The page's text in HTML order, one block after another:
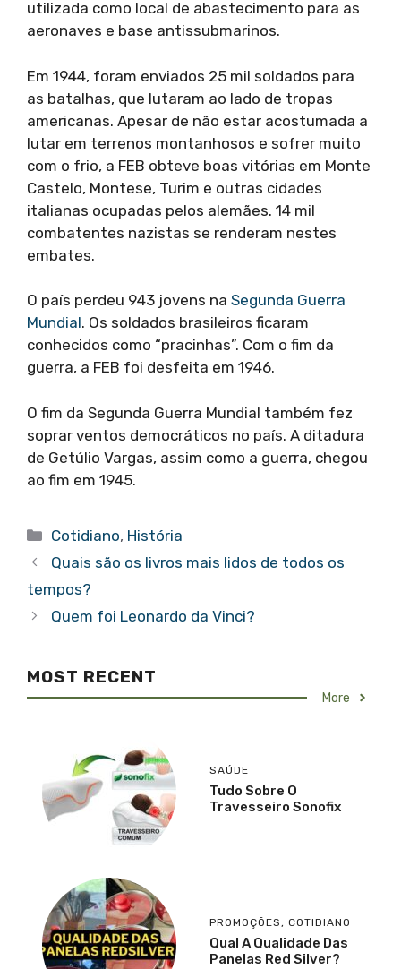
utilizada como local de abastecimento para as
aeronaves e base antissubmarinos.
Em 1944, foram enviados 25 mil soldados para
as batalhas, que lutaram ao lado de tropas
americanas. Apesar de não estar acostumada a
lutar em terrenos montanhosos e sofrer muito
com o frio, a FEB obteve boas vitórias em Monte
Castelo, Montese, Turim e outras cidades
italianas ocupadas pelos alemães. 14 mil
combatentes nazistas se renderam nestes
embates.
O país perdeu 943 jovens na Segunda Guerra
Mundial. Os soldados brasileiros ficaram
conhecidos como “pracinhas”. Com o fim da
guerra, a FEB foi desfeita em 1946.
O fim da Segunda Guerra Mundial também fez
soprar ventos democráticos no país. A ditadura
de Getúlio Vargas, assim como a guerra, chegou
ao fim em 1945.
Categorias
Cotidiano, História
Quais são os livros mais lidos de todos os
tempos?
Quem foi Leonardo da Vinci?
MOST RECENT
More
SAÚDE
Tudo Sobre O
Travesseiro Sonofix
PROMOÇÕES, COTIDIANO
Qual A Qualidade Das
Panelas Red Silver?